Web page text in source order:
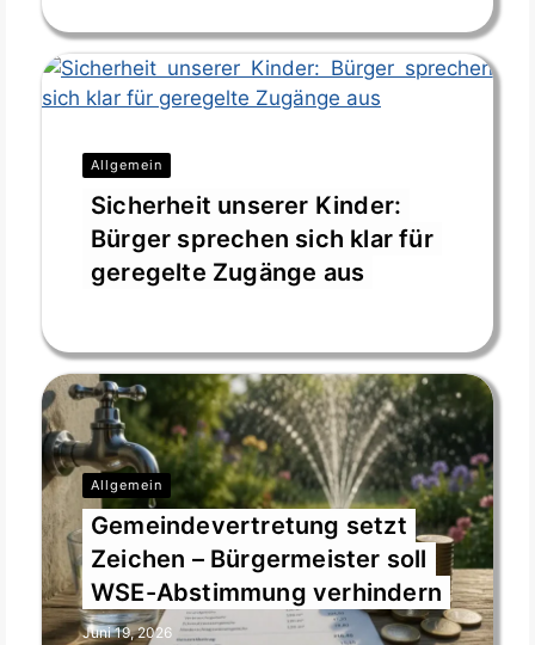
Allgemein
Sicherheit unserer Kinder:
Bürger sprechen sich klar für
geregelte Zugänge aus
Allgemein
Gemeindevertretung setzt
Zeichen – Bürgermeister soll
WSE-Abstimmung verhindern
Juni 19, 2026